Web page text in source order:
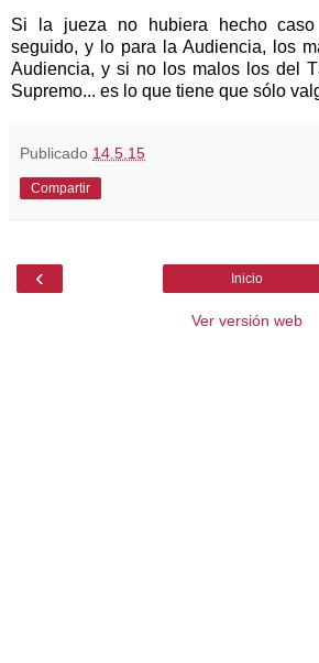
Si la jueza no hubiera hecho
seguido, y lo para
la Audiencia, los
Audiencia, y si no los malos los del
Supremo... es lo que tiene que sólo
Publicado 14.5.15
Compartir
‹ Inicio
Ver versión web